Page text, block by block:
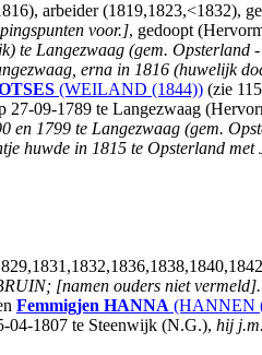
arbeider (1819,1823,<1832),
voor.], gedoopt
te Langezwaag (gem.
erna in 1816 (huwelijk
(WEILAND (1844)) (zie
09-1789 te Langezwaag
en 1799 te Langezwaag (gem.
huwde in 1815 te Opsterland
[namen ouders niet vermeld].
Femmigjen HANNA (HANNEN
04-1807 te Steenwijk (N.G.), hij